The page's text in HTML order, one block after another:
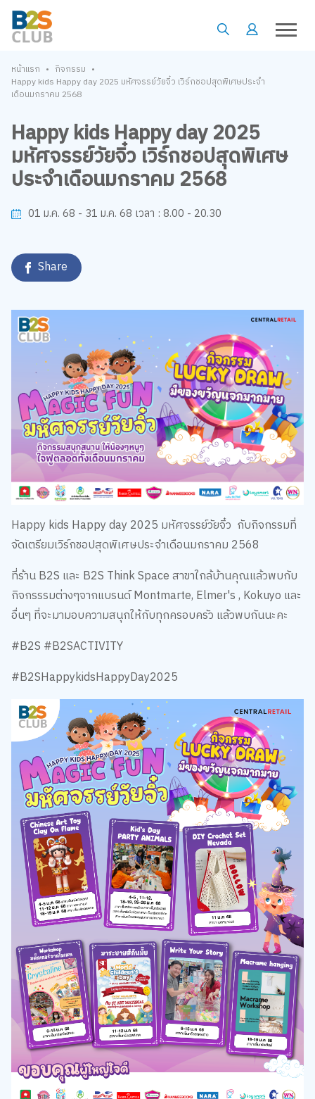
หน้าแรก • กิจกรรม •
Happy kids Happy day 2025 มหัศจรรย์วัยจิ๋ว เวิร์กชอปสุดพิเศษประจำ
เดือนมกราคม 2568
Happy kids Happy day 2025
มหัศจรรย์วัยจิ๋ว เวิร์กชอปสุดพิเศษ
ประจำเดือนมกราคม 2568
01 ม.ค. 68 - 31 ม.ค. 68 เวลา : 8.00 - 20.30
Share
Happy kids Happy day 2025 มหัศจรรย์วัยจิ๋ว กับกิจกรรมที่
จัดเตรียมเวิร์กชอปสุดพิเศษประจำเดือนมกราคม 2568
ที่ร้าน B2S และ B2S Think Space สาขาใกล้บ้านคุณแล้วพบกับ
กิจกรรรมต่างๆจากแบรนด์ Montmarte, Elmer's , Kokuyo และ
อื่นๆ ที่จะมามอบความสนุกให้กับทุกครอบครัว แล้วพบกันนะคะ
#B2S #B2SACTIVITY
#B2SHappykidsHappyDay2025